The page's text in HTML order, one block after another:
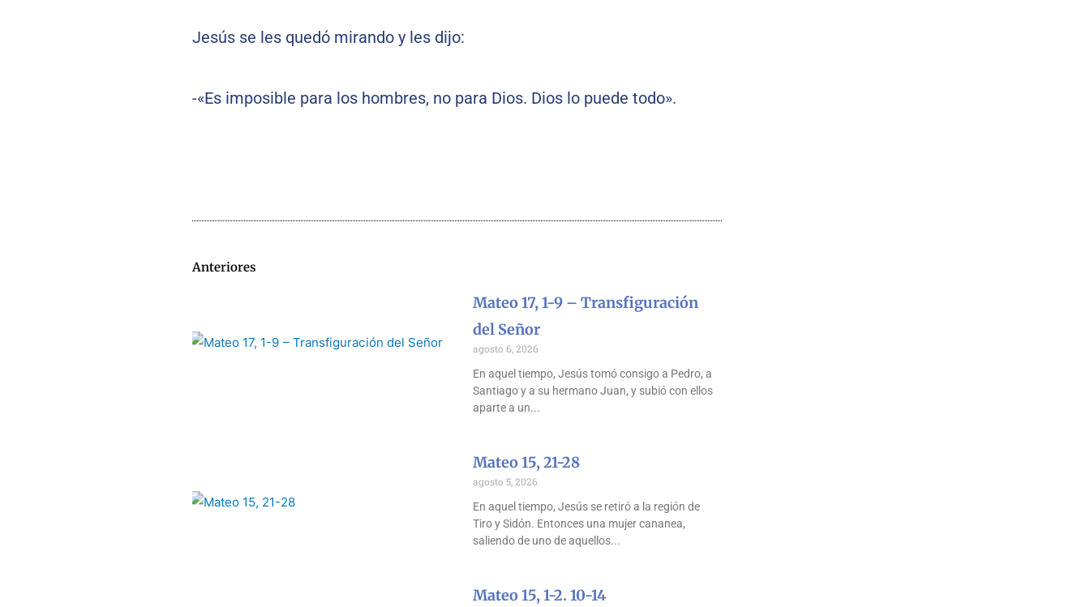
Jesús se les quedó mirando y les dijo:
-«Es imposible para los hombres, no para Dios. Dios lo puede todo».
Anteriores
Mateo 17, 1-9 – Transfiguración
del Señor
agosto 6, 2026
En aquel tiempo, Jesús tomó consigo a Pedro, a
Santiago y a su hermano Juan, y subió con ellos
aparte a un
Mateo 15, 21-28
agosto 5, 2026
En aquel tiempo, Jesús se retiró a la región de
Tiro y Sidón. Entonces una mujer cananea,
saliendo de uno de aquellos
Mateo 15, 1-2. 10-14